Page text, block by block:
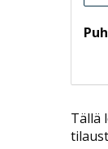
Tällä